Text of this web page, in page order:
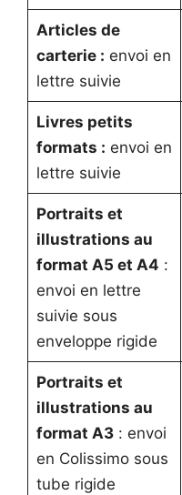
Articles de
carterie : envoi en
lettre suivie
Livres petits
formats : envoi en
lettre suivie
Portraits et
illustrations au
format A5 et A4 :
envoi en lettre
suivie sous
enveloppe rigide
Portraits et
illustrations au
format A3: envoi
en Colissimo sous
tube rigide